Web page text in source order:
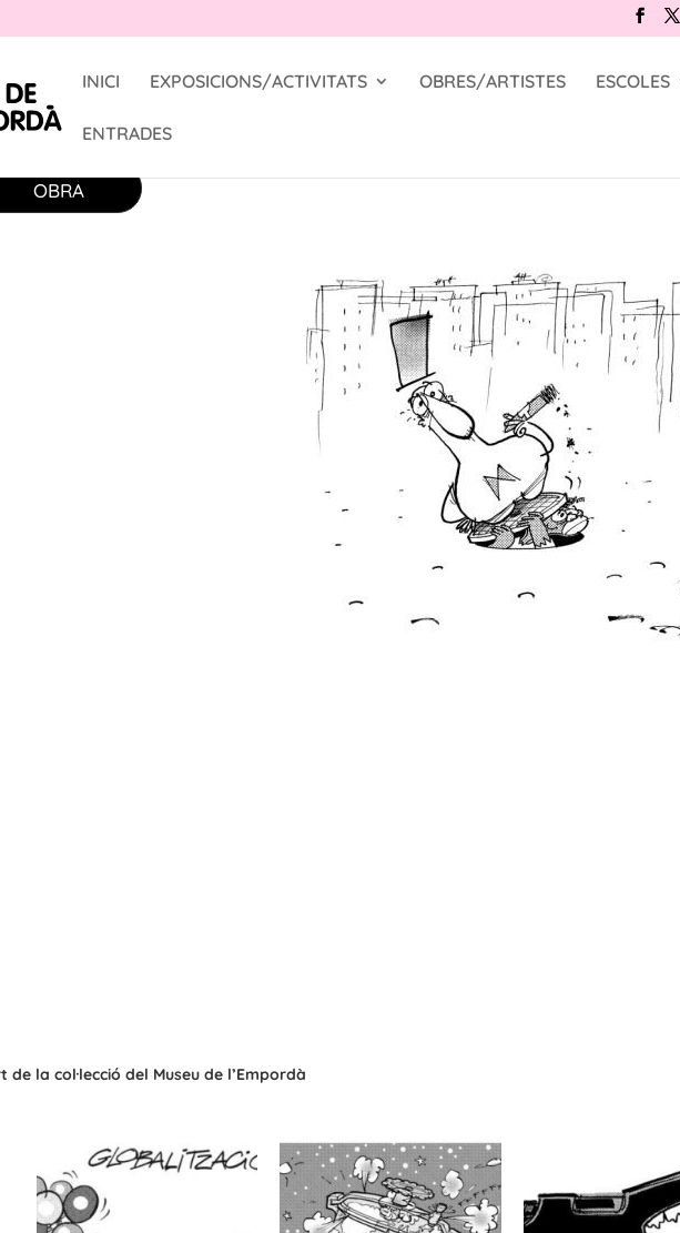
INICI EXPOSICIONS/ACTIVITATS OBRES/ARTISTES ESCOLES
ENTRADES
OBRA
la col·lecció del Museu de l’Empordà